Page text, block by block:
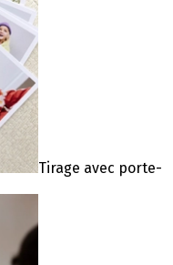
Tirage avec porte-